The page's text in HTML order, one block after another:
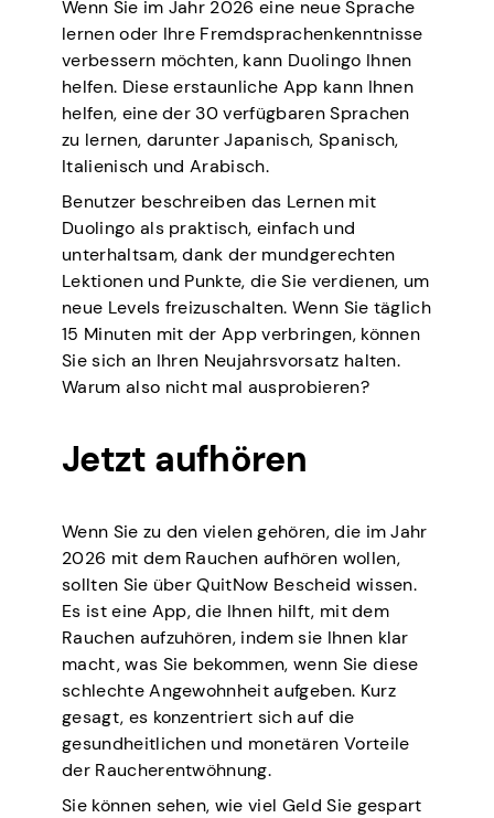
Wenn Sie im Jahr 2026 eine neue Sprache
lernen oder Ihre Fremdsprachenkenntnisse
verbessern möchten, kann Duolingo Ihnen
helfen. Diese erstaunliche App kann Ihnen
helfen, eine der 30 verfügbaren Sprachen
zu lernen, darunter Japanisch, Spanisch,
Italienisch und Arabisch.
Benutzer beschreiben das Lernen mit
Duolingo als praktisch, einfach und
unterhaltsam, dank der mundgerechten
Lektionen und Punkte, die Sie verdienen, um
neue Levels freizuschalten. Wenn Sie täglich
15 Minuten mit der App verbringen, können
Sie sich an Ihren Neujahrsvorsatz halten.
Warum also nicht mal ausprobieren?
Jetzt aufhören
Wenn Sie zu den vielen gehören, die im Jahr
2026 mit dem Rauchen aufhören wollen,
sollten Sie über QuitNow Bescheid wissen.
Es ist eine App, die Ihnen hilft, mit dem
Rauchen aufzuhören, indem sie Ihnen klar
macht, was Sie bekommen, wenn Sie diese
schlechte Angewohnheit aufgeben. Kurz
gesagt, es konzentriert sich auf die
gesundheitlichen und monetären Vorteile
der Raucherentwöhnung.
Sie können sehen, wie viel Geld Sie gespart